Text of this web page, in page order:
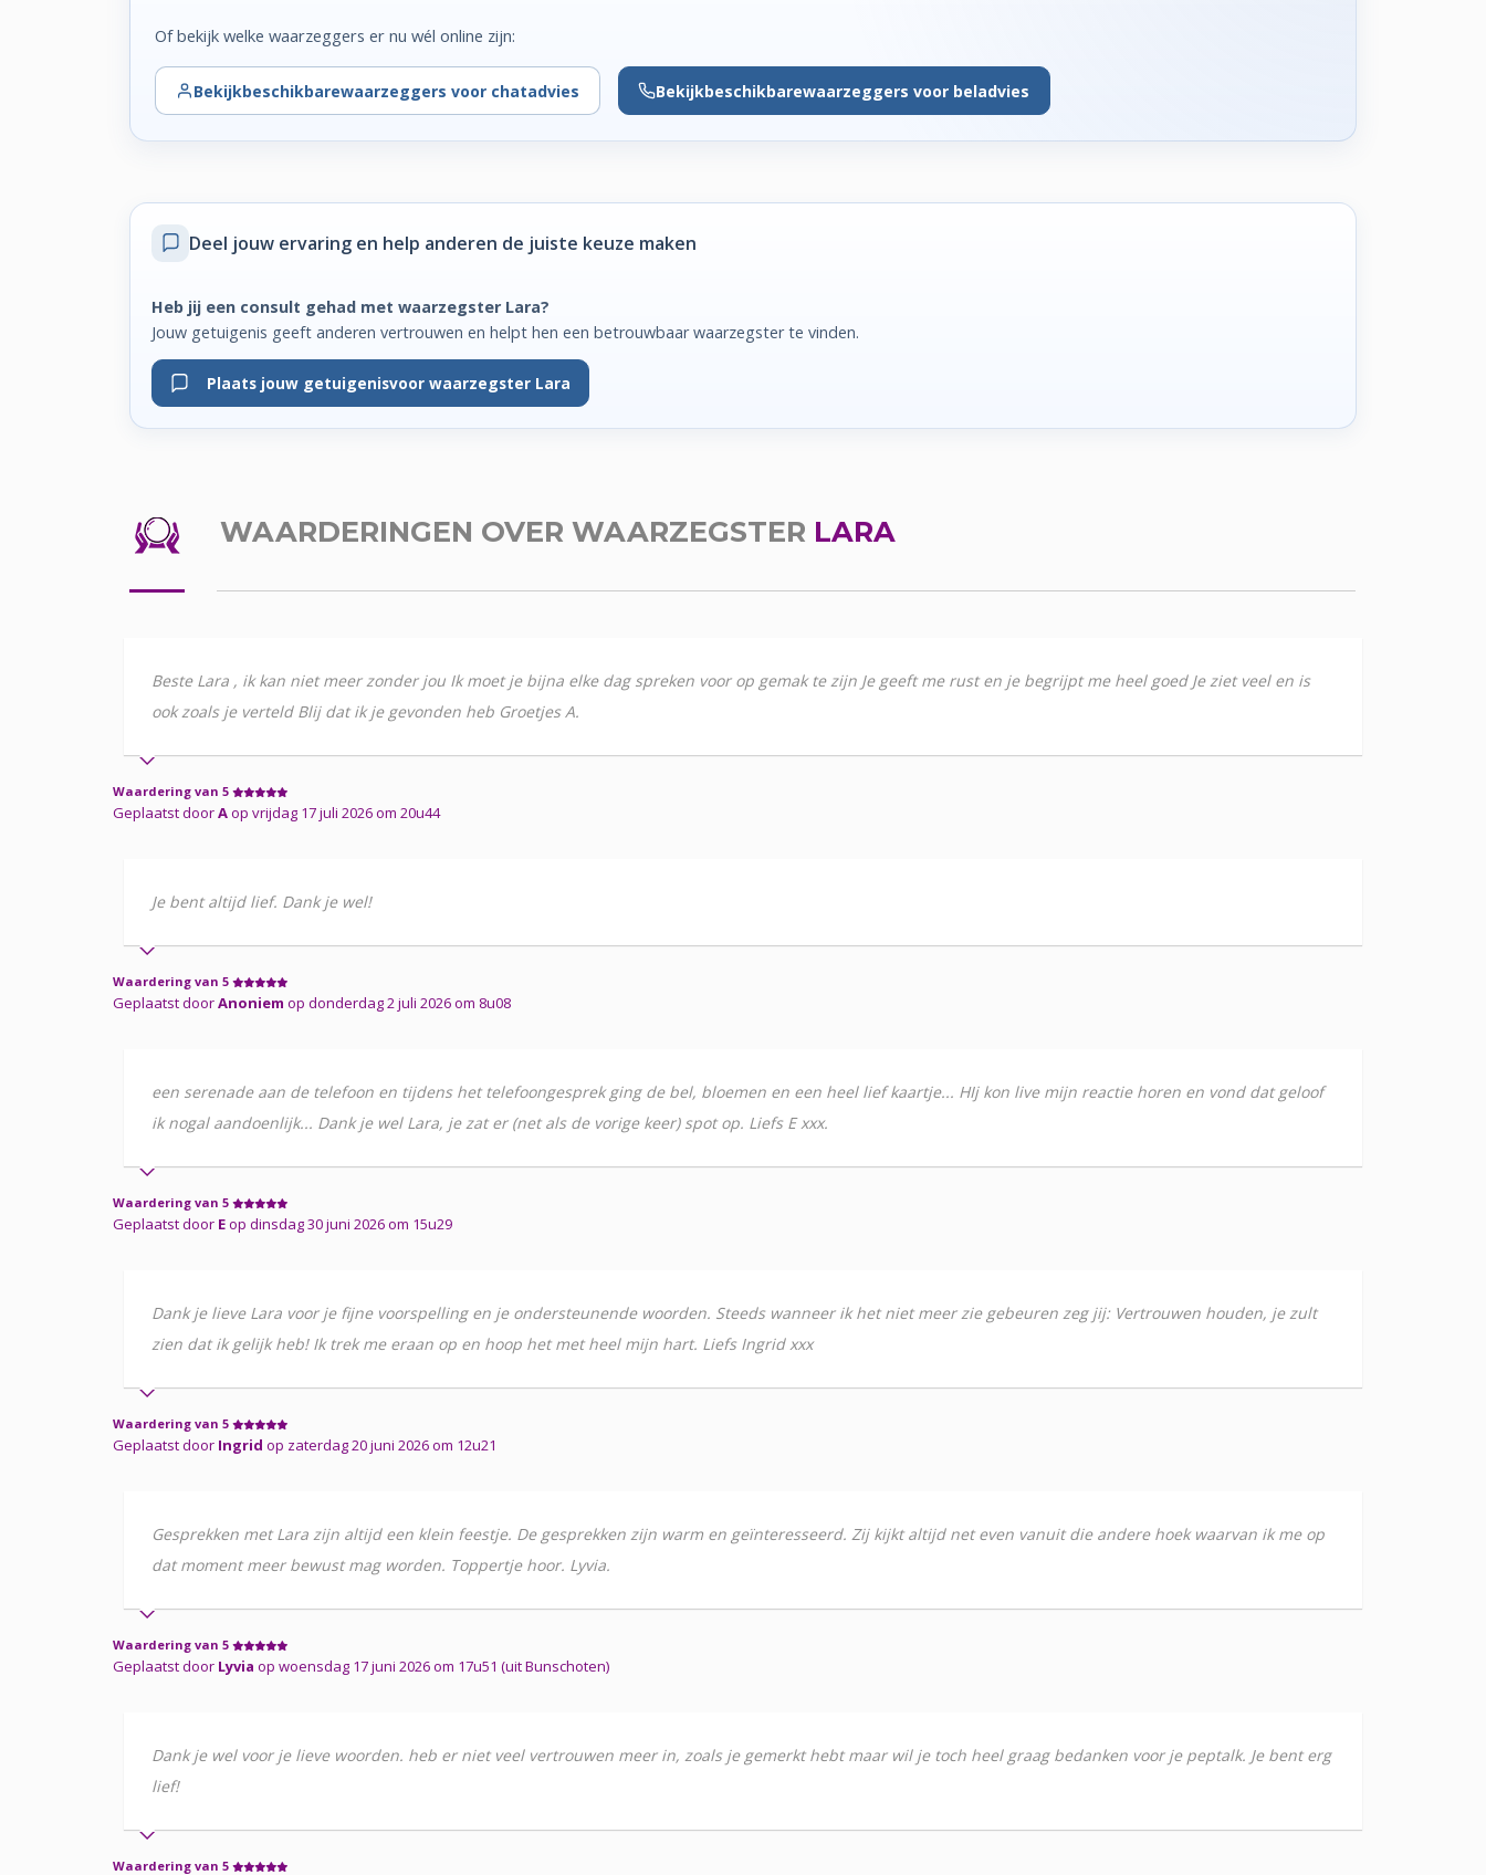
Of bekijk welke waarzeggers er nu wél online zijn:
Bekijkbeschikbarewaarzeggers voor chatadvies Bekijkbeschikbarewaarzeggers voor beladvies
Deel jouw ervaring en help anderen de juiste keuze maken
Heb jij een consult gehad met waarzegster Lara?
Jouw getuigenis geeft anderen vertrouwen en helpt hen een betrouwbaar waarzegster te vinden.
Plaats jouw getuigenisvoor waarzegster Lara
WAARDERINGEN OVER WAARZEGSTER LARA
Beste Lara , ik kan niet meer zonder jou Ik moet je bijna elke dag spreken voor op gemak te zijn Je geeft me rust en je begrijpt me heel goed Je ziet veel en is
ook zoals je verteld Blij dat ik je gevonden heb Groetjes A.
Waardering van 5
Geplaatst doorAop vrijdag 17 juli 2026 om 20u44
Je bent altijd lief. Dank je wel!
Waardering van 5
Geplaatst doorAnoniem op donderdag 2 juli 2026 om 8u08
een serenade aan de telefoon en tijdens het telefoongesprek ging de bel, bloemen en een heel lief kaartje... HIj kon live mijn reactie horen en vond dat geloof
ik nogal aandoenlijk... Dank je wel Lara, je zat er (net als de vorige keer) spot op. Liefs E xxx.
Waardering van 5
Geplaatst door Eop dinsdag 30 juni 2026 om 15u29
Dank je lieve Lara voor je fijne voorspelling en je ondersteunende woorden. Steeds wanneer ik het niet meer zie gebeuren zeg jij: Vertrouwen houden, je zult
zien dat ik gelijk heb! Ik trek me eraan op en hoop het met heel mijn hart. Liefs Ingrid xxx
Waardering van 5
Geplaatst door Ingrid op zaterdag 20 juni 2026 om 12u21
Gesprekken met Lara zijn altijd een klein feestje. De gesprekken zijn warm en geïnteresseerd. Zij kijkt altijd net even vanuit die andere hoek waarvan ik me op
dat moment meer bewust mag worden. Toppertje hoor. Lyvia.
Waardering van 5
Geplaatst door Lyvia op woensdag 17 juni 2026 om 17u51 (uit Bunschoten)
Dank je wel voor je lieve woorden. heb er niet veel vertrouwen meer in, zoals je gemerkt hebt maar wil je toch heel graag bedanken voor je peptalk. Je bent erg
lief!
Waardering van 5